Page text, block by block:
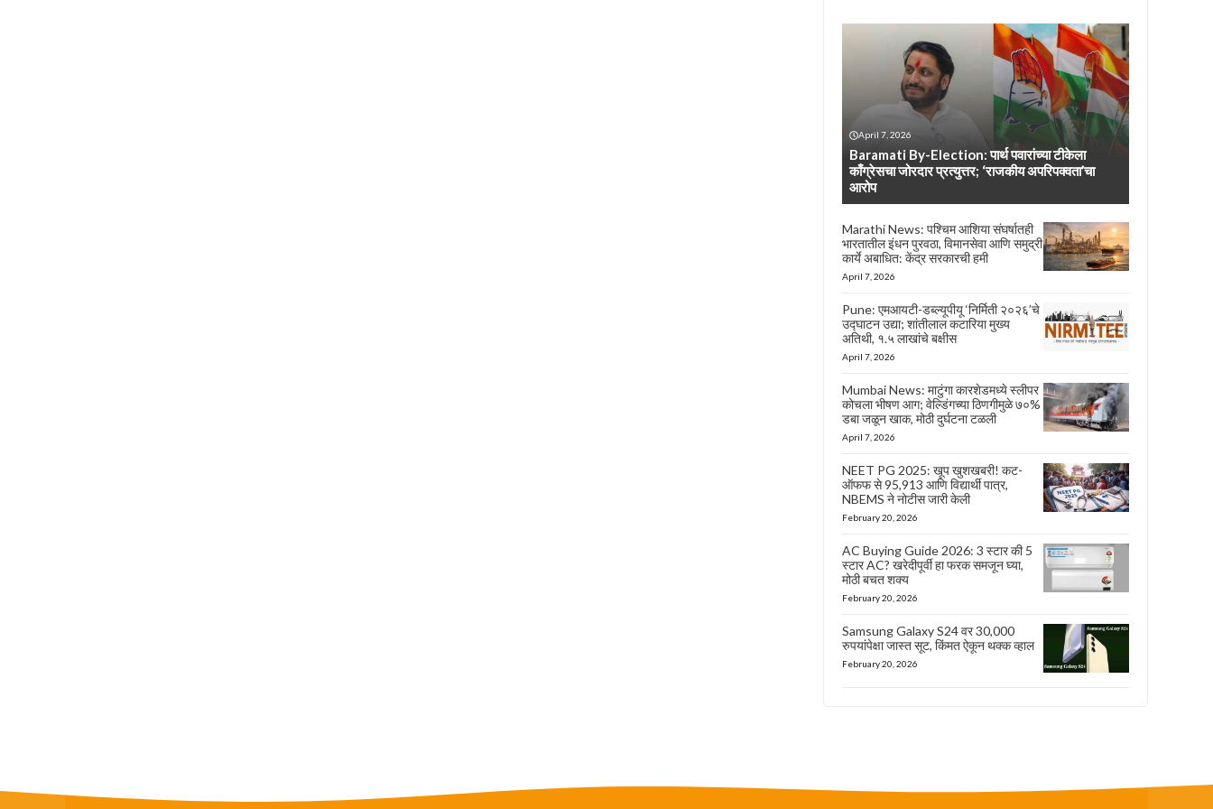
April 7, 2026
Baramati By-Election: पार्थ पवारांच्या टीकेला
काँग्रेसचा जोरदार प्रत्युत्तर; ‘राजकीय अपरिपक्वता’चा
आरोप
Marathi News: पश्चिम आशिया संघर्षातही
भारतातील इंधन पुरवठा, विमानसेवा आणि समुद्री
कार्ये अबाधित: केंद्र सरकारची हमी
April 7, 2026
Pune: एमआयटी-डब्ल्यूपीयू ‘निर्मिती २०२६’चे
उद्घाटन उद्या; शांतीलाल कटारिया मुख्य
अतिथी, १.५ लाखांचे बक्षीस
April 7, 2026
Mumbai News: माटुंगा कारशेडमध्ये स्लीपर
कोचला भीषण आग; वेल्डिंगच्या ठिणगीमुळे ७०%
डबा जळून खाक, मोठी दुर्घटना टळली
April 7, 2026
NEET PG 2025: खूप खुशखबरी! कट-
ऑफफ से 95,913 आणि विद्यार्थी पात्र,
NBEMS ने नोटीस जारी केली
February 20, 2026
AC Buying Guide 2026: 3 स्टार की 5
स्टार AC? खरेदीपूर्वी हा फरक समजून घ्या,
मोठी बचत शक्य
February 20, 2026
Samsung Galaxy S24 वर 30,000
रुपयांपेक्षा जास्त सूट, किंमत ऐकून थक्क व्हाल
February 20, 2026